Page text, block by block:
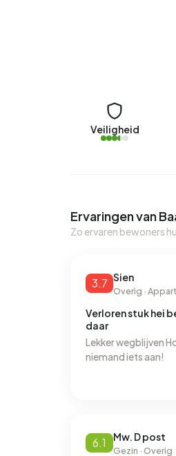
Veiligheid
Ervaringen van
Zo ervaren bewoners
3.7 Sien
Overig ·
Verloren stuk hei
daar
Lekker wegblijven
niemand iets aan!
6.1 Mw. D post
Gezin · Overig